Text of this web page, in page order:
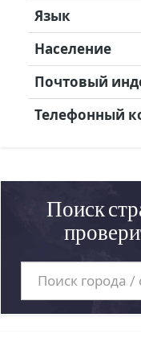
Язык
Население
Почтовый
Телефонный
Поиск